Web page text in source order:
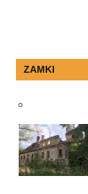
ZAMKI